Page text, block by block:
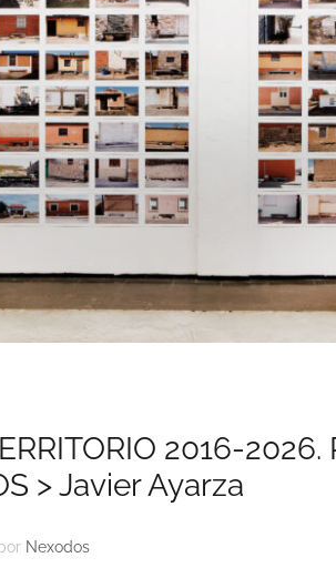
2016-2026.
> Javier Ayarza
Nexodos